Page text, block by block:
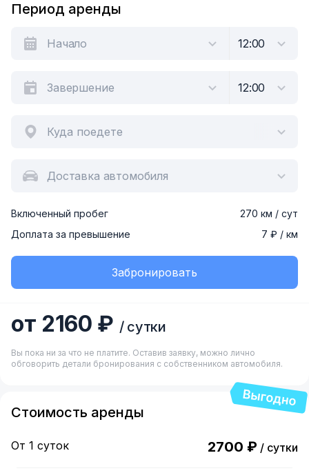
Период аренды
Куда поедете
Доставка автомобиля
Включенный пробег
270 км / сут
Доплата за превышение
7 ₽ / км
Забронировать
от 2160 ₽ / сутки
Вы пока ни за что не платите. Оставив заявку, можно лично
обговорить детали бронирования с собственником автомобиля.
Стоимость аренды
От 1 суток 2700 ₽ / сутки